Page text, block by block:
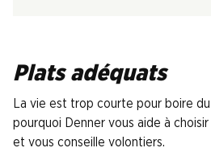
Plats adéquats
La vie est trop courte pour boire du
pourquoi Denner vous aide à
et vous conseille volontiers.